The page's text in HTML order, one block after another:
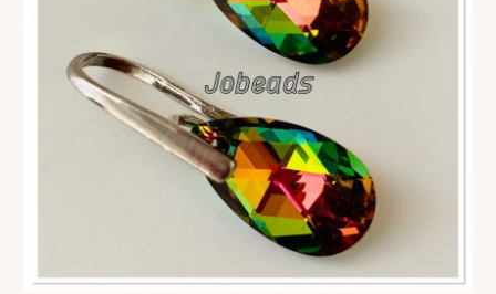
VERLANGLIJST
VERZENDKOSTEN
VOLG BESTELLING